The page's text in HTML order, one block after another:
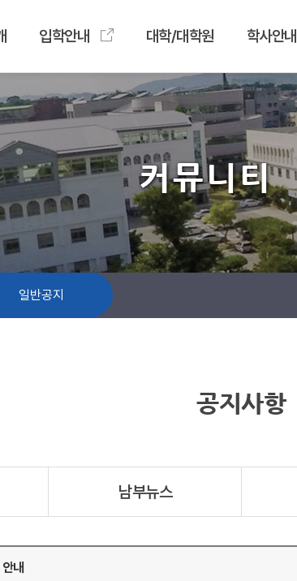
입학안내 대학/대학원 학사안내
커뮤니티
일반공지
공지사항
남부뉴스
내